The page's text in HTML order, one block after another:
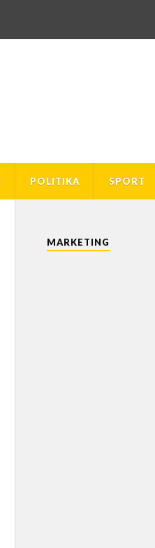
POLITIKA SPORT
MARKETING